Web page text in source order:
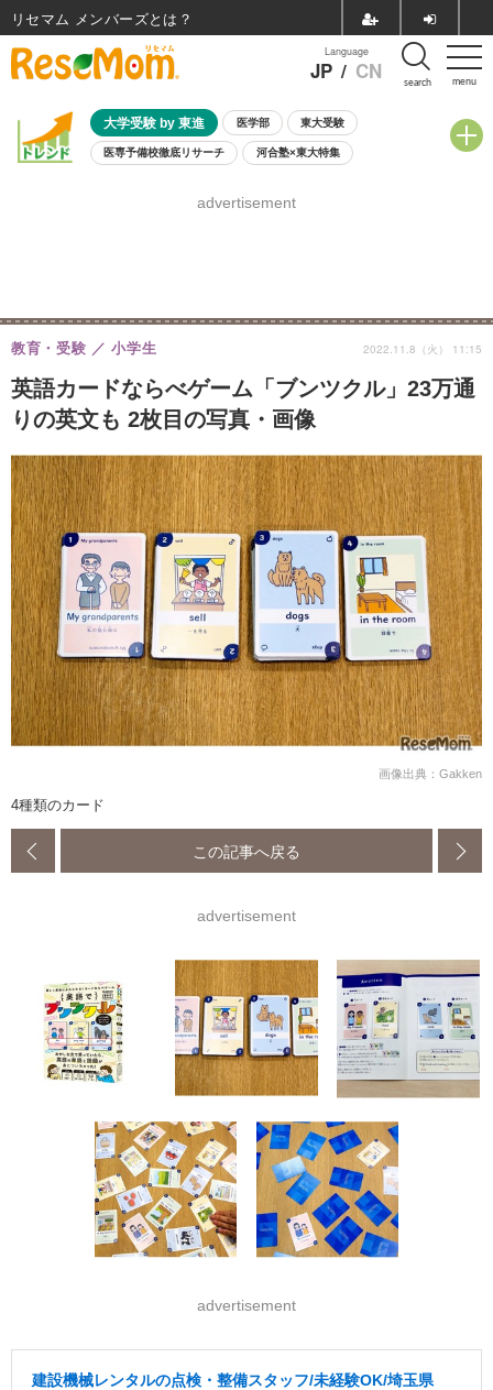
menu
Language
JP / CN search
大学受験 by 東進 医学部 東大受験
医専予備校徹底リサーチ 河合塾×東大特集
8月開催学校説明会・相談会
advertisement
英語カードならべゲーム「ブンツクル」23万通
りの英文も 2枚目の写真・画像
教育・受験 小学生 2022.11.8（火） 11:15
画像出典：Gakken
4種類のカード
この記事へ戻る
advertisement
advertisement
建設機械レンタルの点検・整備スタッフ/未経験OK/埼玉県
リセマム メンバーズ